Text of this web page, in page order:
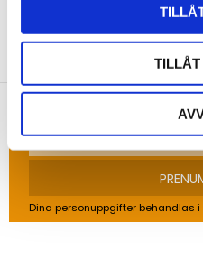
NYHETSBREV
Anmäl dig till vårt
senaste nyheterna!
Dina personuppgifter behandlas